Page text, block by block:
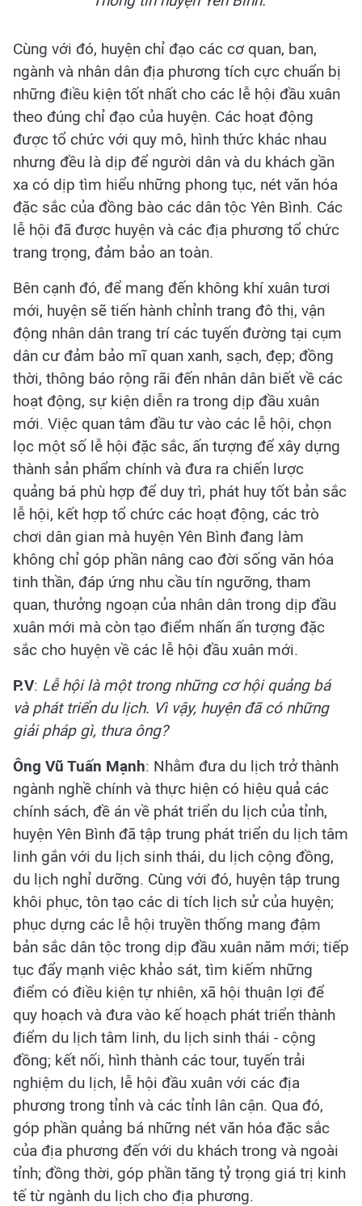
Cùng với đó, huyện chỉ đạo các cơ quan, ban,
ngành và nhân dân địa phương tích cực chuẩn bị
những điều kiện tốt nhất cho các lễ hội đầu xuân
theo đúng chỉ đạo của huyện. Các hoạt động
được tổ chức với quy mô, hình thức khác nhau
nhưng đều là dịp để người dân và du khách gần
xa có dịp tìm hiểu những phong tục, nét văn hóa
đặc sắc của đồng bào các dân tộc Yên Bình. Các
lễ hội đã được huyện và các địa phương tổ chức
trang trọng, đảm bảo an toàn.
Bên cạnh đó, để mang đến không khí xuân tươi
mới, huyện sẽ tiến hành chỉnh trang đô thị, vận
động nhân dân trang trí các tuyến đường tại cụm
dân cư đảm bảo mĩ quan xanh, sạch, đẹp; đồng
thời, thông báo rộng rãi đến nhân dân biết về các
hoạt động, sự kiện diễn ra trong dịp đầu xuân
mới. Việc quan tâm đầu tư vào các lễ hội, chọn
lọc một số lễ hội đặc sắc, ấn tượng để xây dựng
thành sản phẩm chính và đưa ra chiến lược
quảng bá phù hợp để duy trì, phát huy tốt bản sắc
lễ hội, kết hợp tổ chức các hoạt động, các trò
chơi dân gian mà huyện Yên Bình đang làm
không chỉ góp phần nâng cao đời sống văn hóa
tinh thần, đáp ứng nhu cầu tín ngưỡng, tham
quan, thưởng ngoạn của nhân dân trong dịp đầu
xuân mới mà còn tạo điểm nhấn ấn tượng đặc
sắc cho huyện về các lễ hội đầu xuân mới.
P.V: Lễ hội là một trong những cơ hội quảng bá
và phát triển du lịch. Vì vậy, huyện đã có những
giải pháp gì, thưa ông?
Ông Vũ Tuấn Mạnh: Nhằm đưa du lịch trở thành
ngành nghề chính và thực hiện có hiệu quả các
chính sách, đề án về phát triển du lịch của tỉnh,
huyện Yên Bình đã tập trung phát triển du lịch tâm
linh gắn với du lịch sinh thái, du lịch cộng đồng,
du lịch nghỉ dưỡng. Cùng với đó, huyện tập trung
khôi phục, tôn tạo các di tích lịch sử của huyện;
phục dựng các lễ hội truyền thống mang đậm
bản sắc dân tộc trong dịp đầu xuân năm mới; tiếp
tục đẩy mạnh việc khảo sát, tìm kiếm những
điểm có điều kiện tự nhiên, xã hội thuận lợi để
quy hoạch và đưa vào kế hoạch phát triển thành
điểm du lịch tâm linh, du lịch sinh thái - cộng
đồng; kết nối, hình thành các tour, tuyến trải
nghiệm du lịch, lễ hội đầu xuân với các địa
phương trong tỉnh và các tỉnh lân cận. Qua đó,
góp phần quảng bá những nét văn hóa đặc sắc
của địa phương đến với du khách trong và ngoài
tỉnh; đồng thời, góp phần tăng tỷ trọng giá trị kinh
tế từ ngành du lịch cho địa phương.